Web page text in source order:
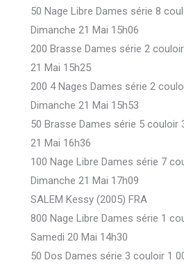
50 Nage Libre Dames série 8
Dimanche 21 Mai 15h06
200 Brasse Dames série 2
21 Mai 15h25
200 4 Nages Dames série 2
Dimanche 21 Mai 15h53
50 Brasse Dames série 5 couloir
21 Mai 16h36
100 Nage Libre Dames série 7
Dimanche 21 Mai 17h09
SALEM Kessy (2005) FRA
800 Nage Libre Dames série 1
Samedi 20 Mai 14h30
50 Dos Dames série 3 couloir 1